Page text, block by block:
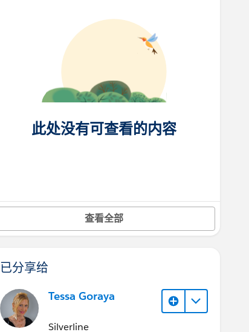
此处没有可查看的内容
查看全部
已分享给
Tessa Goraya
Silverline